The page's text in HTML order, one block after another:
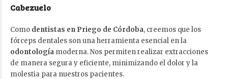
Cabezuelo
Como dentistas en Priego de Córdoba, creemos que los
fórceps dentales son una herramienta esencial en la
odontología moderna. Nos permiten realizar extracciones
de manera segura y eficiente, minimizando el dolor y la
molestia para nuestros pacientes.